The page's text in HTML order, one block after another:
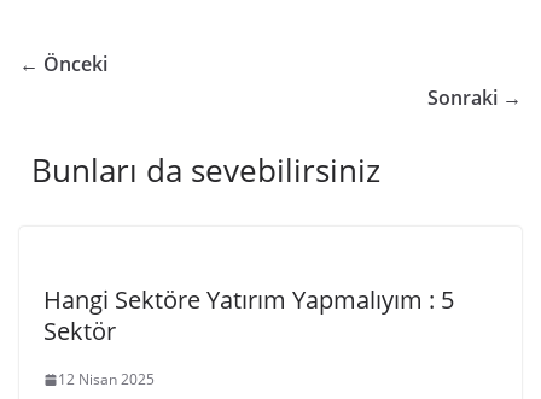
← Önceki
Sonraki →
Bunları da sevebilirsiniz
Hangi Sektöre Yatırım Yapmalıyım : 5
Sektör
12 Nisan 2025